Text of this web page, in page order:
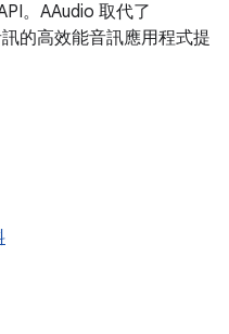
。AAudio 取代了
的高效能音訊應用程式提